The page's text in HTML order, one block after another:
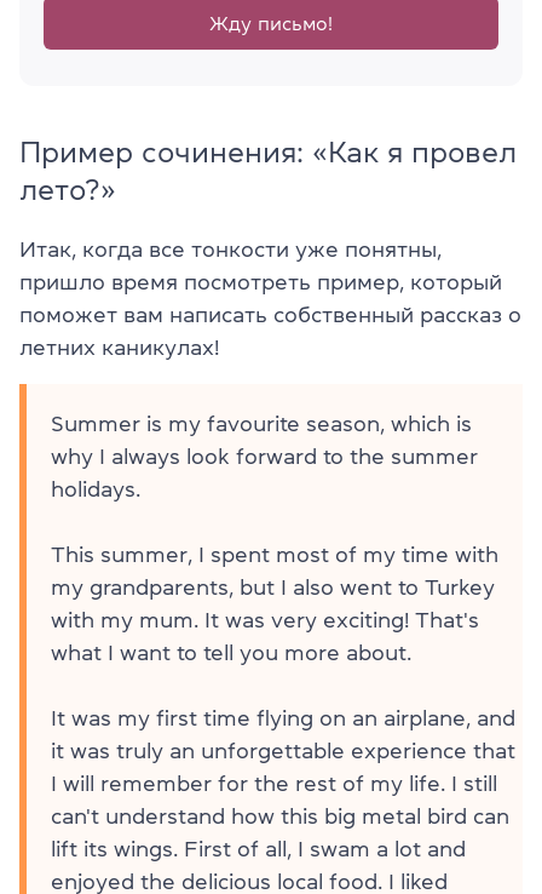
Жду письмо!
Пример сочинения: «Как я провел
лето?»
Итак, когда все тонкости уже понятны,
пришло время посмотреть пример, который
поможет вам написать собственный рассказ о
летних каникулах!
Summer is my favourite season, which is
why I always look forward to the summer
holidays.
This summer, I spent most of my time with
my grandparents, but I also went to Turkey
with my mum. It was very exciting! That's
what I want to tell you more about.
It was my first time flying on an airplane, and
it was truly an unforgettable experience that
I will remember for the rest of my life. I still
can't understand how this big metal bird can
lift its wings. First of all, I swam a lot and
enjoyed the delicious local food. I liked